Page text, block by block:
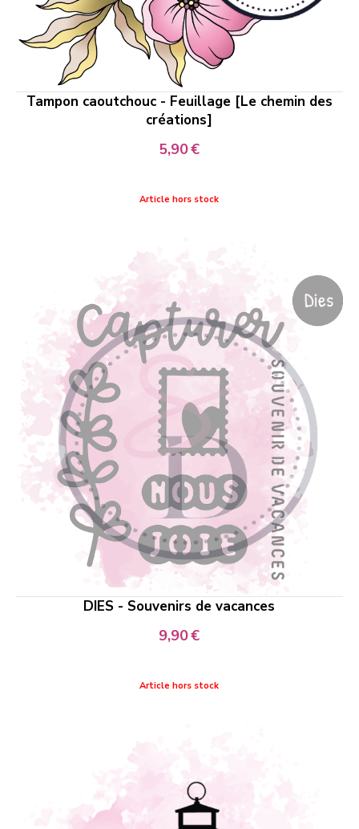
Tampon caoutchouc - Feuillage [Le chemin des
créations]
5,90€
Article hors stock
DIES - Souvenirs de vacances
9,90€
Article hors stock